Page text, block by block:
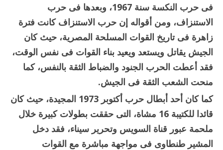
فى حرب النكسة سنة 1967، وبعدها فى حرب
الاستنزاف، ومن أقواله إن حرب الاستنزاف كانت فترة
زاهرة فى تاريخ القوات المسلحة المصرية، حيث كان
الجيش يقاتل ويستعد ويعيد بناء القوات فى نفس الوقت،
فقد أعطت الحرب الجنود والضباط الثقة بالنفس، كما
منحت الشعب الثقة فى الجيش.
كما كان أحد أبطال حرب أكتوبر 1973 المجيدة، حيث كان
قائدا للكتيبة 16 مشاة، التى حققت بطولات كبيرة خلال
ملحمة عبور قناة السويس وتحرير سيناء، فقد دخل
المشير طنطاوى فى مواجهة مباشرة مع القوات